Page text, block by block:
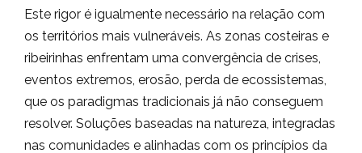
Este rigor é igualmente necessário na relação com
os territórios mais vulneráveis. As zonas costeiras e
ribeirinhas enfrentam uma convergência de crises,
eventos extremos, erosão, perda de ecossistemas,
que os paradigmas tradicionais já não conseguem
resolver. Soluções baseadas na natureza, integradas
nas comunidades e alinhadas com os princípios da